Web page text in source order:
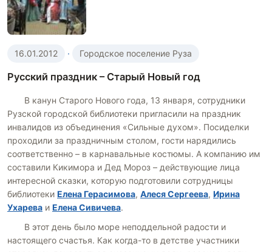
16.01.2012 · Городское поселение Руза
Русский праздник – Старый Новый год
В канун Старого Нового года, 13 января, сотрудники
Рузской городской библиотеки пригласили на праздник
инвалидов из объединения «Сильные духом». Посиделки
проходили за праздничным столом, гости нарядились
соответственно – в карнавальные костюмы. А компанию им
составили Кикимора и Дед Мороз – действующие лица
интересной сказки, которую подготовили сотрудницы
библиотеки Елена Герасимова, Алеся Сергеева, Ирина
Ухарева и Елена Сивичева.
В этот день было море неподдельной радости и
настоящего счастья. Как когда-то в детстве участники